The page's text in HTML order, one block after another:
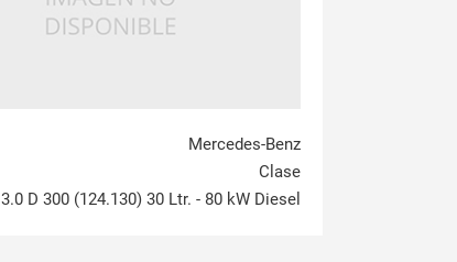
Mercedes-Benz
Clase
3.0 D 300 (124.130) 30 Ltr. - 80 kW Diesel